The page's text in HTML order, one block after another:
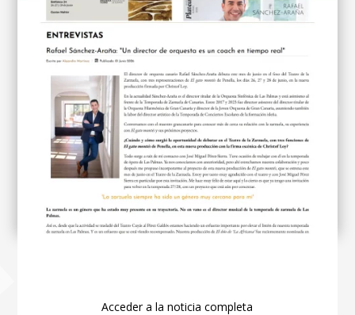
Acceder a la noticia completa